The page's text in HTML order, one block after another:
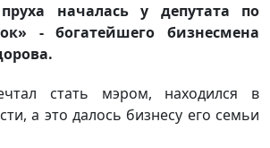
началась у депутата по
- богатейшего бизнесмена
стать мэром, находился в
а это далось бизнесу его семьи